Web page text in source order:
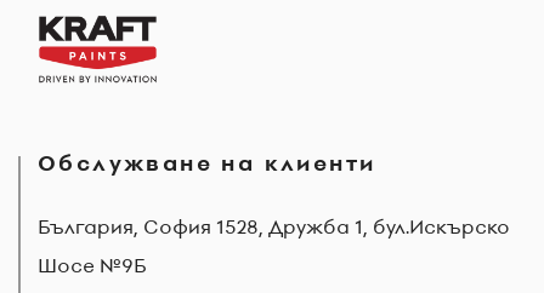
Обслужване на клиенти
България, София 1528, Дружба 1, бул.Искърско
Шосе №9Б